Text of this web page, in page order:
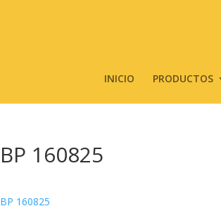
INICIO PRODUCTOS
BP 160825
BP 160825